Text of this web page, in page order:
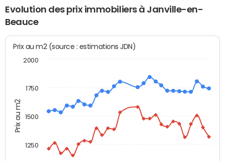
Evolution des prix immobiliers à Janville-en-
Beauce
Prix au m2
Prix au m2 (source : estimations JDN)
2000
1250
1500
1750